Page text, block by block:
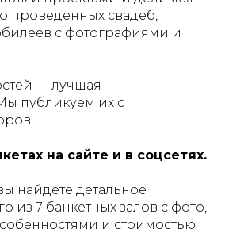
проведенных свадеб,
с фотографиями и
— лучшая
публикуем их с
на сайте и в соцсетях.
найдете детальное
из 7 банкетных залов с фото,
и стоимостью